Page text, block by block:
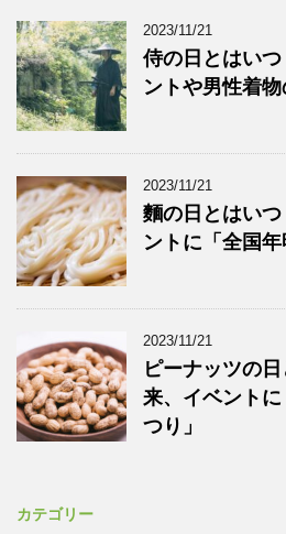
2023/11/21
侍の日とはい
ントや男性着
2023/11/21
麵の日とはい
ントに「全国年
2023/11/21
ピーナッツの
来、イベント
つり」
カテゴリー